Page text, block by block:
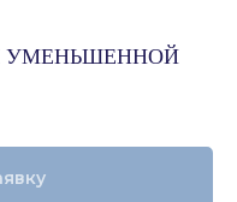
УМЕНЬШЕННОЙ